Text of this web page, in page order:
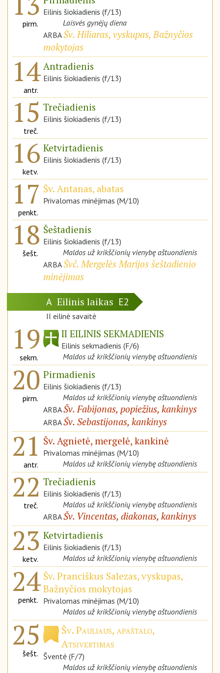
pirm.
Eilinis šiokiadienis (f/13)
Laisvės gynėjų diena
ARBAŠv. Hiliaras, vyskupas, Bažnyčios
mokytojas
14
antr.
Antradienis
Eilinis šiokiadienis (f/13)
15
treč.
Trečiadienis
Eilinis šiokiadienis (f/13)
16
ketv.
Ketvirtadienis
Eilinis šiokiadienis (f/13)
17
penkt.
Šv. Antanas, abatas
Privalomas minėjimas (M/10)
18
šešt.
Šeštadienis
Eilinis šiokiadienis (f/13)
Maldos už krikščionių vienybę aštuondienis
ARBAŠvč. Mergelės Marijos šeštadienio
minėjimas
A Eilinis laikas E2
II eilinė savaitė
19
sekm.
II EILINIS SEKMADIENIS
Eilinis sekmadienis (F/6)
Maldos už krikščionių vienybę aštuondienis
20
pirm.
Pirmadienis
Eilinis šiokiadienis (f/13)
Maldos už krikščionių vienybę aštuondienis
ARBAŠv. Fabijonas, popiežius, kankinys
ARBAŠv. Sebastijonas, kankinys
21
antr.
Šv. Agnietė, mergelė, kankinė
Privalomas minėjimas (M/10)
Maldos už krikščionių vienybę aštuondienis
22
treč.
Trečiadienis
Eilinis šiokiadienis (f/13)
Maldos už krikščionių vienybę aštuondienis
ARBAŠv. Vincentas, diakonas, kankinys
23
ketv.
Ketvirtadienis
Eilinis šiokiadienis (f/13)
Maldos už krikščionių vienybę aštuondienis
24
penkt.
Šv. Pranciškus Salezas, vyskupas,
Bažnyčios mokytojas
Privalomas minėjimas (M/10)
Maldos už krikščionių vienybę aštuondienis
25
šešt.
Šv. Pauliaus, apaštalo,
Atsivertimas
Šventė (F/7)
Maldos už krikščionių vienybę aštuondienis